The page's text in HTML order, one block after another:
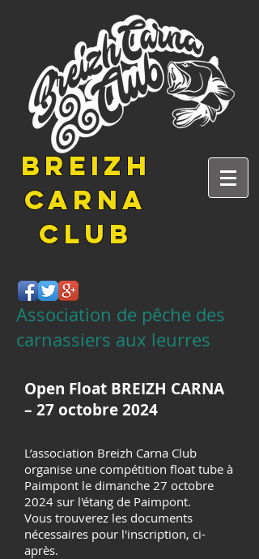
BREIZH
CARNA
CLUB
Association de pêche des
carnassiers aux leurres
Open Float BREIZH CARNA
– 27 octobre 2024
L’association Breizh Carna Club
organise une compétition float tube à
Paimpont le dimanche 27 octobre
2024 sur l'étang de Paimpont.
Vous trouverez les documents
nécessaires pour l'inscription, ci-
après.